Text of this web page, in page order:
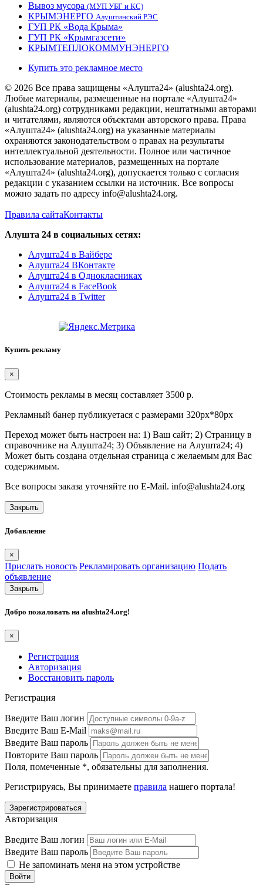
Вывоз мусора (МУП УБГ и КС)
КРЫМЭНЕРГО Алуштинский РЭС
ГУП РК «Вода Крыма»
ГУП РК «Крымгазсети»
КРЫМТЕПЛОКОММУНЭНЕРГО
Купить это рекламное место
© 2026 Все права защищены «Алушта24» (alushta24.org).
Любые материалы, размещенные на портале «Алушта24»
(alushta24.org) сотрудниками редакции, нештатными авторами
и читателями, являются объектами авторского права. Права
«Алушта24» (alushta24.org) на указанные материалы
охраняются законодательством о правах на результаты
интеллектуальной деятельности. Полное или частичное
использование материалов, размещенных на портале
«Алушта24» (alushta24.org), допускается только с согласия
редакции с указанием ссылки на источник. Все вопросы
можно задать по адресу info@alushta24.org.
Правила сайтаКонтакты
Алушта 24 в социальных сетях:
Алушта24 в Вайбере
Алушта24 ВКонтакте
Алушта24 в Однокласниках
Алушта24 в FaceBook
Алушта24 в Twitter
Купить рекламу
×
Стоимость рекламы в месяц составляет 3500 р.
Рекламный банер публикуетася с размерами 320px*80px
Переход может быть настроен на: 1) Ваш сайт; 2) Страницу в
справочнике на Алушта24; 3) Объявление на Алушта24; 4)
Может быть создана отдельная страница с желаемым для Вас
содержимым.
Все вопросы заказа уточняйте по E-Mail. info@alushta24.org
Закрыть
Добавление
×
Прислать новость Рекламировать организацию Подать
объявление
Закрыть
Добро пожаловать на alushta24.org!
×
Регистрация
Авторизация
Восстановить пароль
Регистрация
Введите Ваш логин
Введите Ваш E-Mail
Введите Ваш пароль
Повторите Ваш пароль
Поля, помеченные *, обязательны для заполнения.
Регистрируясь, Вы принимаете правила нашего портала!
Авторизация
Введите Ваш логин
Введите Ваш пароль
Не запоминать меня на этом устройстве